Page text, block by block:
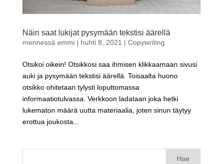
Näin saat lukijat pysymään tekstisi äärellä
mennessä emmi| huhti 8, 2021 | Copywriting
Otsikoi oikein! Otsikkosi saa ihmisen klikkaamaan sivusi
auki ja pysymään tekstisi äärellä. Toisaalta huono
otsikko ohitetaan tylysti loputtomassa
informaatiotulvassa. Verkkoon ladataan joka hetki
lukematon määrä uutta materiaalia, joten sinun täytyy
erottua joukosta...
Haku: